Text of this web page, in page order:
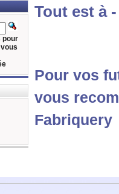
Tout est à -
Pour vos
vous
Fabriquery
pour